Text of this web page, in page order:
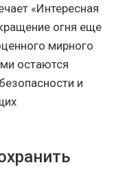
«Интересная
огня еще
мирного
остаются
и